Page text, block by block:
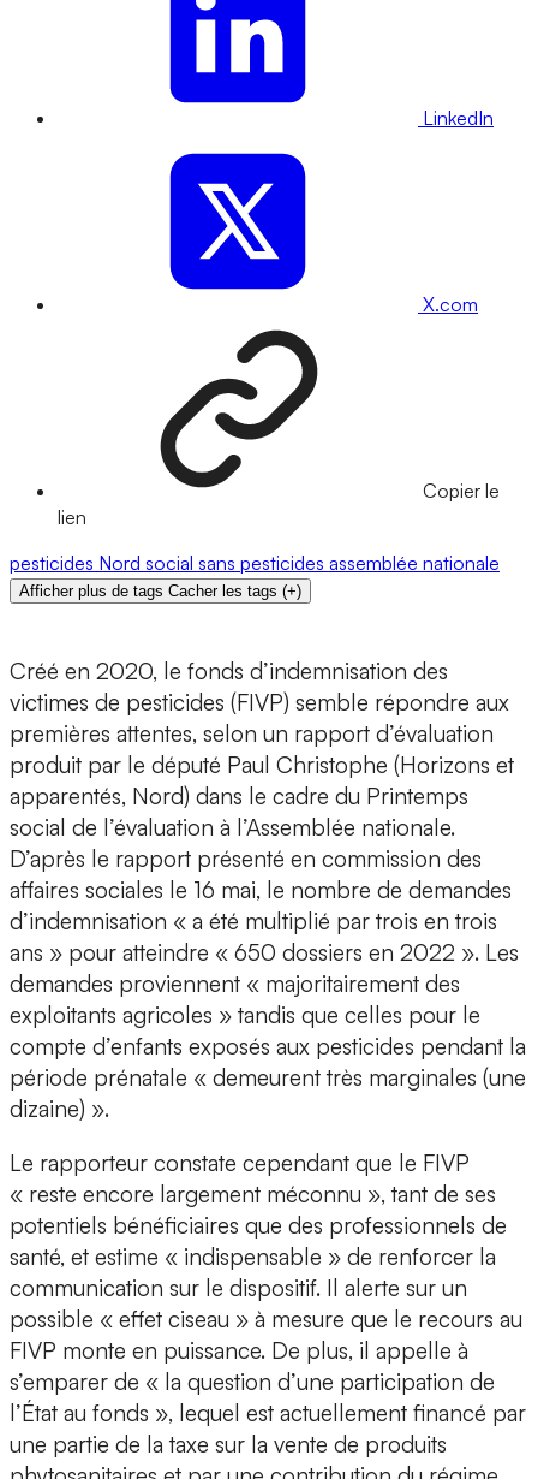
LinkedIn
X.com
Copier le
lien
pesticides Nord social sans pesticides assemblée nationale
Afficher plus de tags Cacher les tags (+)
Créé en 2020, le fonds d’indemnisation des
victimes de pesticides (FIVP) semble répondre aux
premières attentes, selon un rapport d’évaluation
produit par le député Paul Christophe (Horizons et
apparentés, Nord) dans le cadre du Printemps
social de l’évaluation à l’Assemblée nationale.
D’après le rapport présenté en commission des
affaires sociales le 16 mai, le nombre de demandes
d’indemnisation « a été multiplié par trois en trois
ans » pour atteindre « 650 dossiers en 2022 ». Les
demandes proviennent « majoritairement des
exploitants agricoles » tandis que celles pour le
compte d’enfants exposés aux pesticides pendant la
période prénatale « demeurent très marginales (une
dizaine) ».
Le rapporteur constate cependant que le FIVP
« reste encore largement méconnu », tant de ses
potentiels bénéficiaires que des professionnels de
santé, et estime « indispensable » de renforcer la
communication sur le dispositif. Il alerte sur un
possible « effet ciseau » à mesure que le recours au
FIVP monte en puissance. De plus, il appelle à
s’emparer de « la question d’une participation de
l’État au fonds », lequel est actuellement financé par
une partie de la taxe sur la vente de produits